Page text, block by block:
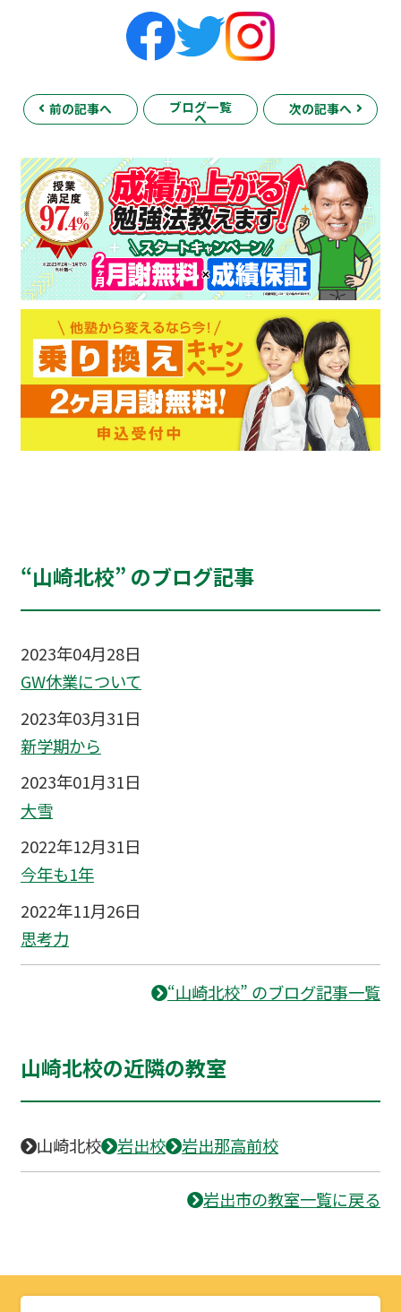
前の記事へ ブログ一覧
へ
次の記事へ
“山崎北校” のブログ記事
2023年04月28日
GW休業について
2023年03月31日
新学期から
2023年01月31日
大雪
2022年12月31日
今年も1年
2022年11月26日
思考力
“山崎北校” のブログ記事一覧
山崎北校の近隣の教室
山崎北校 岩出校 岩出那高前校
岩出市の教室一覧に戻る